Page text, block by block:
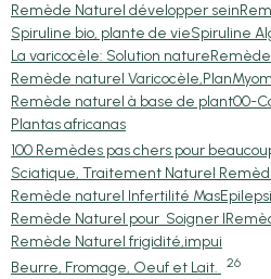
Remède Naturel développer sein
Spiruline bio, plante de vieSpiruline
La varicocèle: Solution nature
Remède naturel Varicocèle,Plan
Remède naturel à base de plant00-
Plantas africanas
100 Remèdes pas chers pour
Sciatique, Traitement Naturel
Remède naturel Infertilité Mas
Remède Naturel pour Soigner l
Remède Naturel frigidité,impui
Beurre, Fromage, Oeuf et Lait.
26